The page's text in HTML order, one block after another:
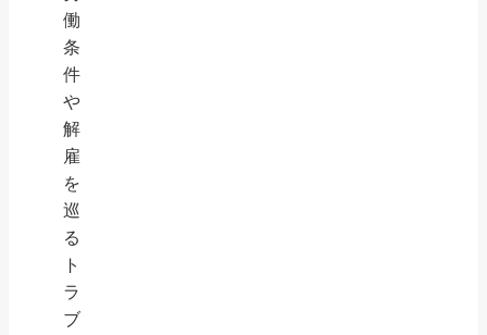
働
条
件
や
解
雇
を
巡
る
ト
ラ
ブ